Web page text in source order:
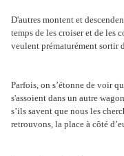
D'autres montent et
temps de les croiser et de les
veulent prématurément sortir
Parfois, on s’étonne de voir
s'assoient dans un autre
s’ils savent que nous les
retrouvons, la place à côté